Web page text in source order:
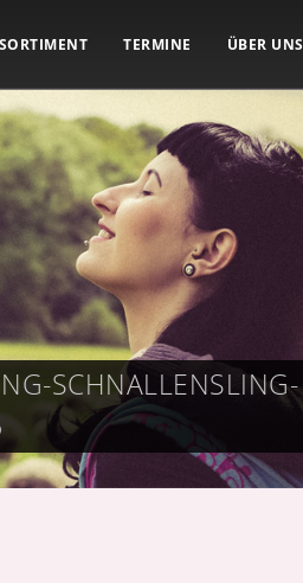
SORTIMENT TERMINE ÜBER UNS
SCHNALLENSLING-